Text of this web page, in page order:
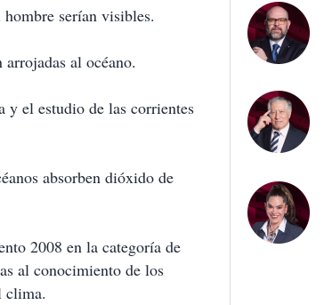
serían visibles.
al océano.
y el estudio de las corrientes
absorben dióxido de
2008 en la categoría de
al conocimiento de los
clima.